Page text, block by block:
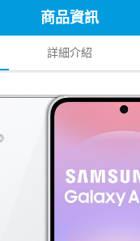
商品資訊
詳細介紹